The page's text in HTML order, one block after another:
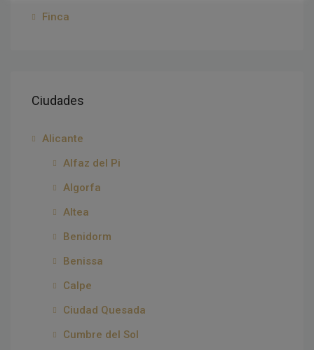
Finca
Ciudades
Alicante
Alfaz del Pi
Algorfa
Altea
Benidorm
Benissa
Calpe
Ciudad Quesada
Cumbre del Sol